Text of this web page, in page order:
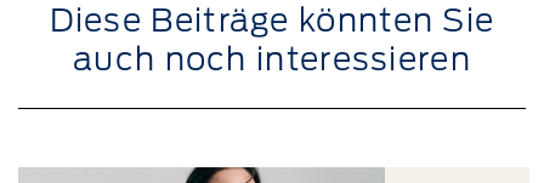
Diese Beiträge könnten Sie
auch noch interessieren